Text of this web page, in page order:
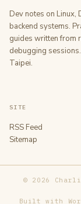
Dev notes on Linux,
backend systems.
guides written from
debugging
Taipei.
SITE
RSS Feed
Sitemap
© 2026
Built with